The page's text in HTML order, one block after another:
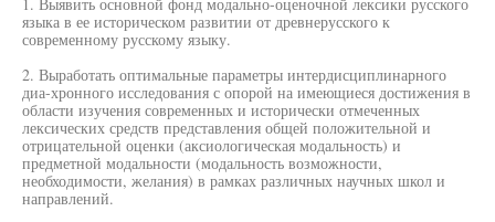
языка в ее историческом развитии от древнерусского к
современному русскому языку.
2. Выработать оптимальные параметры интердисциплинарного
диа-хронного исследования с опорой на имеющиеся достижения в
области изучения современных и исторически отмеченных
лексических средств представления общей положительной и
отрицательной оценки (аксиологическая модальность) и
предметной модальности (модальность возможности,
необходимости, желания) в рамках различных научных школ и
направлений.